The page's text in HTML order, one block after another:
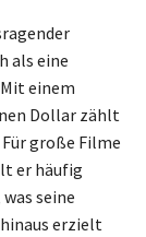
als eine
einem
Dollar zählt
große Filme
er häufig
seine
erzielt